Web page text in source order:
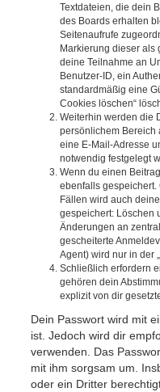
Textdateien, die dein
des Boards erhalten
Seitenaufrufe
Markierung dieser als
deine Teilnahme an
Benutzer-ID, ein
standardmäßig eine
Cookies löschen“
Weiterhin werden die
persönlichem Bereich
eine E-Mail-Adresse
notwendig festgelegt
Wenn du einen
ebenfalls gespeichert.
Fällen wird auch
gespeichert: Löschen
Änderungen an
gescheiterte
Agent) wird nur in der
Schließlich erfordern
gehören dein
explizit von dir
Dein Passwort wird mit
ist. Jedoch wird dir
verwenden. Das
mit ihm sorgsam um.
oder ein Dritter